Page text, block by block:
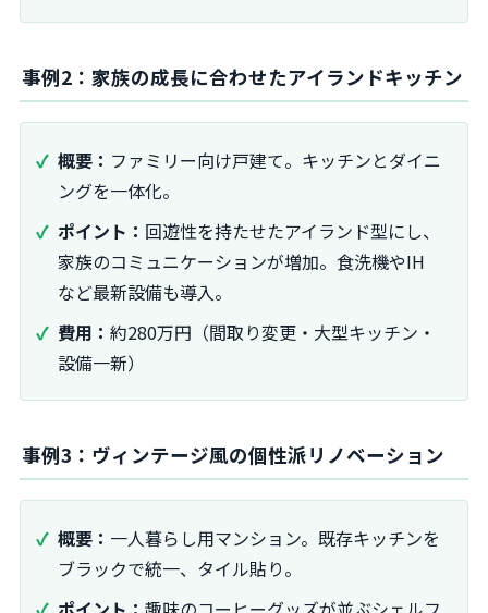
事例2：家族の成長に合わせたアイランドキッチン
概要： ファミリー向け戸建て。キッチンとダイニ
ングを一体化。
ポイント： 回遊性を持たせたアイランド型にし、
家族のコミュニケーションが増加。食洗機やIH
など最新設備も導入。
費用： 約280万円（間取り変更・大型キッチン・
設備一新）
事例3：ヴィンテージ風の個性派リノベーション
概要： 一人暮らし用マンション。既存キッチンを
ブラックで統一、タイル貼り。